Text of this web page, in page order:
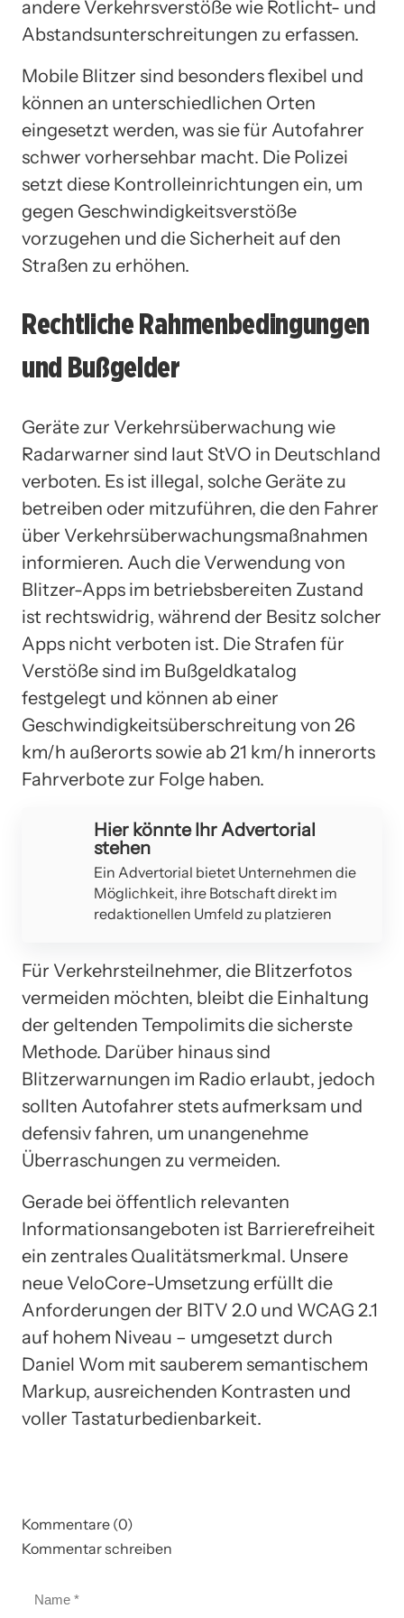
andere Verkehrsverstöße wie Rotlicht- und
Abstandsunterschreitungen zu erfassen.
Mobile Blitzer sind besonders flexibel und
können an unterschiedlichen Orten
eingesetzt werden, was sie für Autofahrer
schwer vorhersehbar macht. Die Polizei
setzt diese Kontrolleinrichtungen ein, um
gegen Geschwindigkeitsverstöße
vorzugehen und die Sicherheit auf den
Straßen zu erhöhen.
Rechtliche Rahmenbedingungen
und Bußgelder
Geräte zur Verkehrsüberwachung wie
Radarwarner sind laut StVO in Deutschland
verboten. Es ist illegal, solche Geräte zu
betreiben oder mitzuführen, die den Fahrer
über Verkehrsüberwachungsmaßnahmen
informieren. Auch die Verwendung von
Blitzer-Apps im betriebsbereiten Zustand
ist rechtswidrig, während der Besitz solcher
Apps nicht verboten ist. Die Strafen für
Verstöße sind im Bußgeldkatalog
festgelegt und können ab einer
Geschwindigkeitsüberschreitung von 26
km/h außerorts sowie ab 21 km/h innerorts
Fahrverbote zur Folge haben.
Hier könnte Ihr Advertorial
stehen
Ein Advertorial bietet Unternehmen die
Möglichkeit, ihre Botschaft direkt im
redaktionellen Umfeld zu platzieren
Für Verkehrsteilnehmer, die Blitzerfotos
vermeiden möchten, bleibt die Einhaltung
der geltenden Tempolimits die sicherste
Methode. Darüber hinaus sind
Blitzerwarnungen im Radio erlaubt, jedoch
sollten Autofahrer stets aufmerksam und
defensiv fahren, um unangenehme
Überraschungen zu vermeiden.
Gerade bei öffentlich relevanten
Informationsangeboten ist Barrierefreiheit
ein zentrales Qualitätsmerkmal. Unsere
neue VeloCore-Umsetzung erfüllt die
Anforderungen der BITV 2.0 und WCAG 2.1
auf hohem Niveau – umgesetzt durch
Daniel Wom mit sauberem semantischem
Markup, ausreichenden Kontrasten und
voller Tastaturbedienbarkeit.
Kommentare (0)
Kommentar schreiben